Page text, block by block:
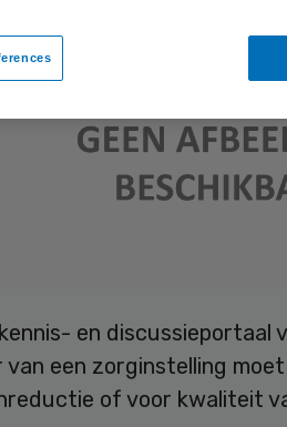
en discussieportaal
een zorginstelling
of voor kwaliteit